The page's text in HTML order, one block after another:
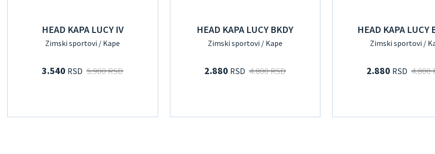
HEAD KAPA LUCY IV
Zimski sportovi / Kape
3.540 RSD 5.900 RSD
HEAD KAPA LUCY BKDY
Zimski sportovi / Kape
2.880 RSD 4.800 RSD
HEAD KAPA LUCY
Zimski sportovi /
2.880 RSD 4.800